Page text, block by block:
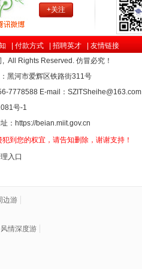
+关注
付款方式 招聘英才
友情链接
All Rights Reserved. 仿冒必究！
黑河市爱辉区铁路街311号
7778588 E-mail： SZITSheihe@163.com
号-1
：https://beian.miit.gov.cn
到您的权宜，请告知删除，谢谢支持！
入口
边游
情深度游